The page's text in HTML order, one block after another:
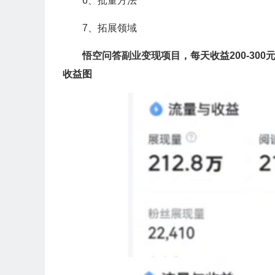
7、拓展领域
悟空问答副业变现项目，每天收益200-300元
收益图